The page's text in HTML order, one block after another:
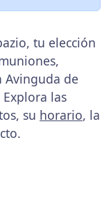
tu elección
Avinguda de
las
su horario, la